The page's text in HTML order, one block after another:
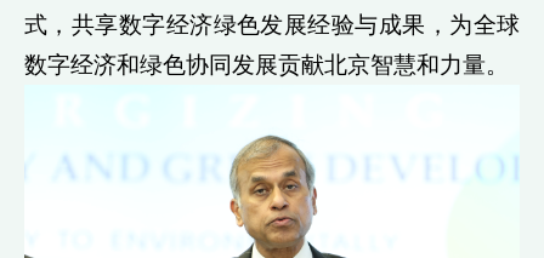
式，共享数字经济绿色发展经验与成果，为全球
数字经济和绿色协同发展贡献北京智慧和力量。